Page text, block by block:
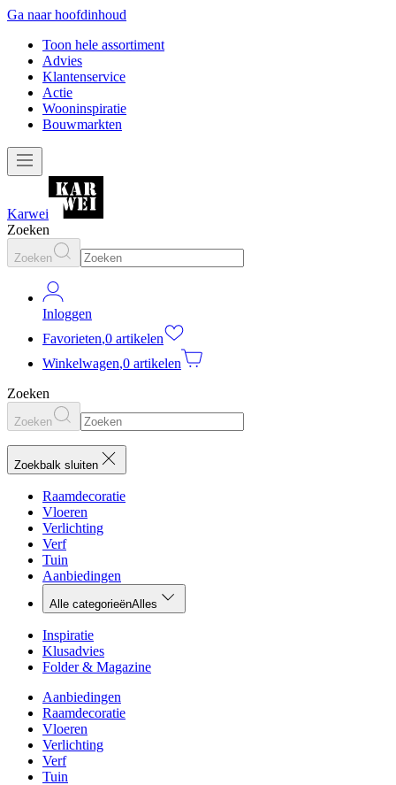
Ga naar hoofdinhoud
Toon hele assortiment
Advies
Klantenservice
Actie
Wooninspiratie
Bouwmarkten
Karwei
Zoeken
Zoeken
Inloggen
Favorieten,0 artikelen
Winkelwagen,0 artikelen
Zoeken
Zoeken
Zoekbalk sluiten
Raamdecoratie
Vloeren
Verlichting
Verf
Tuin
Aanbiedingen
Alle categorieënAlles
Inspiratie
Klusadvies
Folder & Magazine
Aanbiedingen
Raamdecoratie
Vloeren
Verlichting
Verf
Tuin